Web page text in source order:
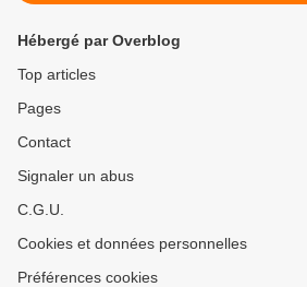
Hébergé par Overblog
Top articles
Pages
Contact
Signaler un abus
C.G.U.
Cookies et données personnelles
Préférences cookies